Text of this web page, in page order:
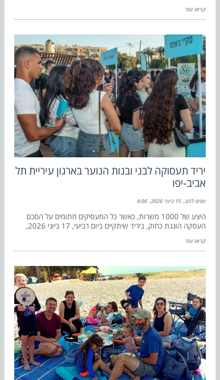
קראו עוד
יריד תעסוקה לבני ובנות הנוער בארגון עיריית תל
אביב-יפו
שוש להב 15 ביוני 2026 4:06
היצע של 1000 משרות, כאשר כל המעסיקים חתומים על הסכם
העסקה הוגנת כחוק, ביריד שיתקיים ביום רביעי, 17 ביוני 2026,
קראו עוד